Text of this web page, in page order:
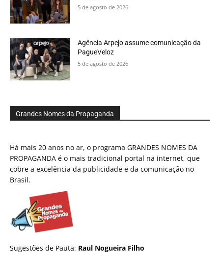
5 de agosto de 2026
Agência Arpejo assume comunicação da
PagueVeloz
5 de agosto de 2026
Grandes Nomes da Propaganda
Há mais 20 anos no ar, o programa GRANDES NOMES DA
PROPAGANDA é o mais tradicional portal na internet, que
cobre a excelência da publicidade e da comunicação no
Brasil.
Sugestões de Pauta: Raul Nogueira Filho